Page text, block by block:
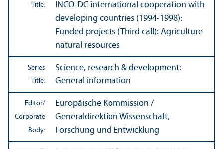
Title:
INCO-DC international cooperation with
developing countries (1994-1998):
Funded projects (Third call): Agriculture
natural resources
Series
Title:
Science, research & development:
General information
Editor/
Corporate
Body:
Europäische Kommission /
Generaldirektion Wissenschaft,
Forschung und Entwicklung